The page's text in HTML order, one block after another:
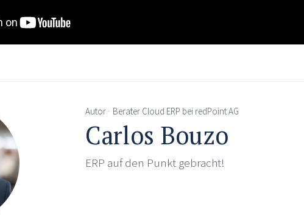
Autor Berater Cloud ERP bei redPoint AG
Carlos Bouzo
ERP auf den Punkt gebracht!